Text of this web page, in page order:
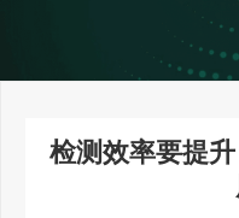
检测效率要提